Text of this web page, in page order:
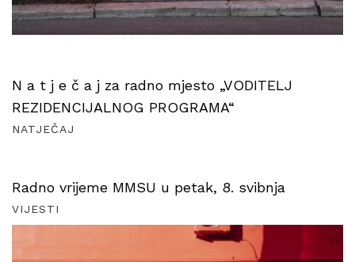
N a t j e č a j za radno mjesto „VODITELJ
REZIDENCIJALNOG PROGRAMA“
NATJEČAJ
Radno vrijeme MMSU u petak, 8. svibnja
VIJESTI